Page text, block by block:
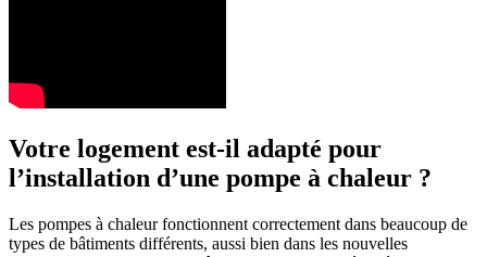
Votre logement est-il adapté pour
l’installation d’une pompe à chaleur ?
Les pompes à chaleur fonctionnent correctement dans beaucoup de
types de bâtiments différents, aussi bien dans les nouvelles